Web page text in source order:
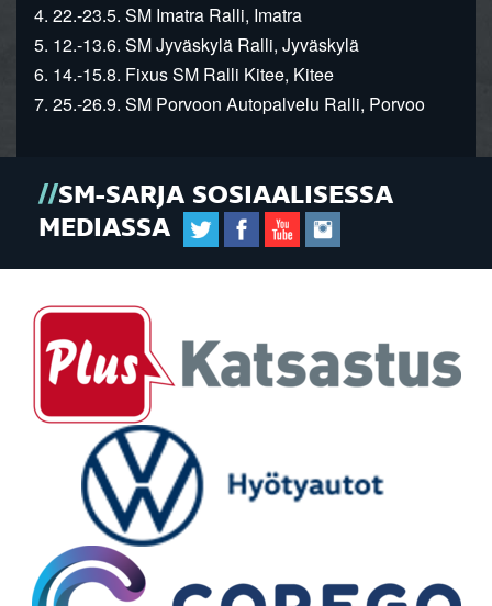
4. 22.-23.5. SM Imatra Ralli, Imatra
5. 12.-13.6. SM Jyväskylä Ralli, Jyväskylä
6. 14.-15.8. Fixus SM Ralli Kitee, Kitee
7. 25.-26.9. SM Porvoon Autopalvelu Ralli, Porvoo
SM-SARJA SOSIAALISESSA
MEDIASSA